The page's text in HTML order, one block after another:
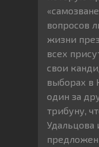
вопросов
жизни
всех
свои
выборах в
один за
трибуну,
Удальцова